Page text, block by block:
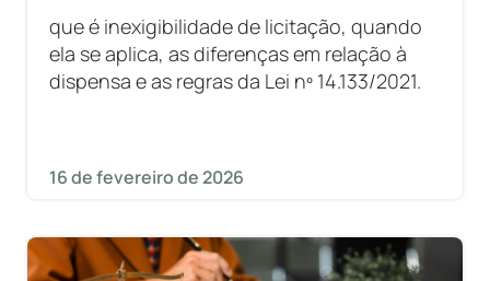
que é inexigibilidade de licitação, quando
ela se aplica, as diferenças em relação à
dispensa e as regras da Lei nº 14.133/2021.
16 de fevereiro de 2026